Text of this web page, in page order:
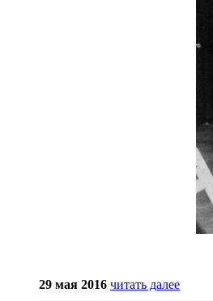
29 мая 2016 читать далее